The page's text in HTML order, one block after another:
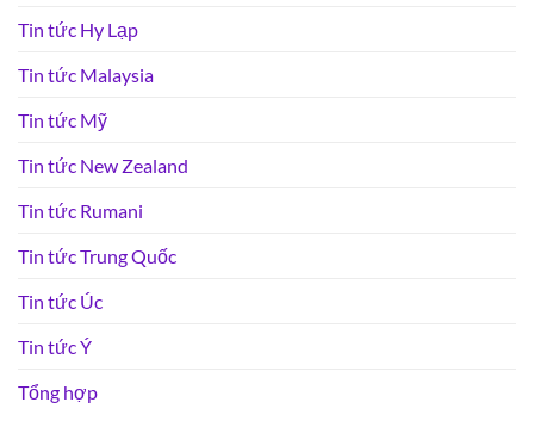
Tin tức Hy Lạp
Tin tức Malaysia
Tin tức Mỹ
Tin tức New Zealand
Tin tức Rumani
Tin tức Trung Quốc
Tin tức Úc
Tin tức Ý
Tổng hợp